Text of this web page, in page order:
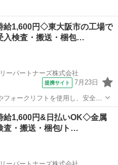
給1,600円◇東大阪市の工場で
入検査・搬送・梱包…
ーパートナーズ株式会社
提携サイト 7月23日
ォークリフトを使用し、安全か
工品の受入検査、搬送、梱包、
迎!フォークリフト資格を活かせ
ライバー
給1,600円&日払いOK◇金属
査・搬送・梱包/ト…